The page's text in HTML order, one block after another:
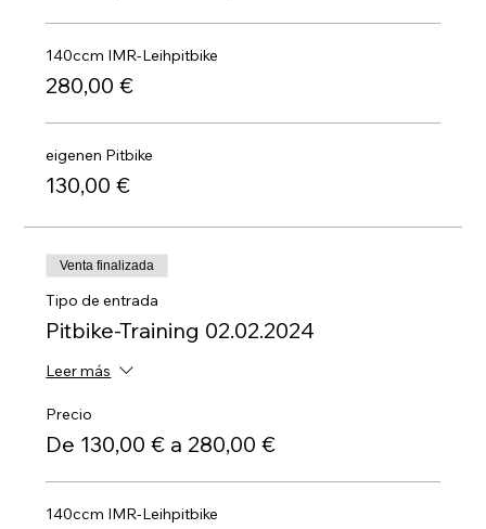
140ccm IMR-Leihpitbike
280,00 €
eigenen Pitbike
130,00 €
Venta finalizada
Tipo de entrada
Pitbike-Training 02.02.2024
Leer más
Precio
De 130,00 € a 280,00 €
140ccm IMR-Leihpitbike